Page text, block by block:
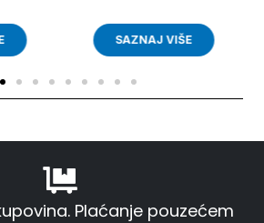
SAZNAJ VIŠE
Plaćanje pouzećem